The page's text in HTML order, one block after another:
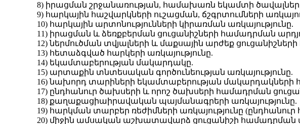
8) իրացման շրջանառության, համախառն եկամտի
9) հարկային հաշվարկների ուշացման, ճշգրտումների
10) հարկային արտոնությունների կիրառման առկայությունը.
11) իրացման և ձեռքբերման ցուցանիշների համադրման
12) ներմուծման տվյալների և մաքսային արժեք
13) հետաձգված հարկերի առկայությունը.
14) եկամտաբերության մակարդակը.
15) արտաքին տնտեսական գործունեության առկայությունը.
16) նախորդ տարիների եկամտաբերության մակարդակների
17) ընդհանուր ծախսերի և որոշ ծախսերի համադրման
18) քաղաքացիաիրավական պայմանագրերի առկայությունը.
19) հարկման տարբեր ռեժիմների առկայությունը
20) միջին ամսական աշխատավարձ ցուցանիշի համադրման